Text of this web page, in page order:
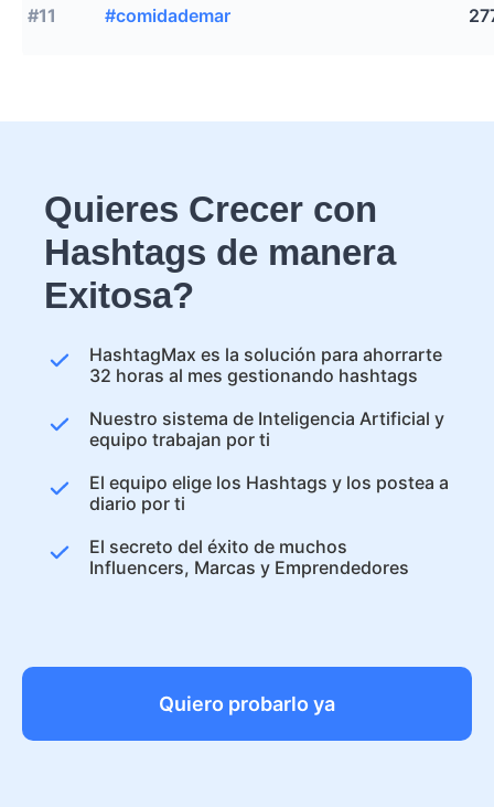
#11 #comidademar
Quieres Crecer con
Hashtags de manera
Exitosa?
HashtagMax es la solución para ahorrarte
32 horas al mes gestionando hashtags
Nuestro sistema de Inteligencia Artificial y
equipo trabajan por ti
El equipo elige los Hashtags y los postea a
diario por ti
El secreto del éxito de muchos
Influencers, Marcas y Emprendedores
Quiero probarlo ya